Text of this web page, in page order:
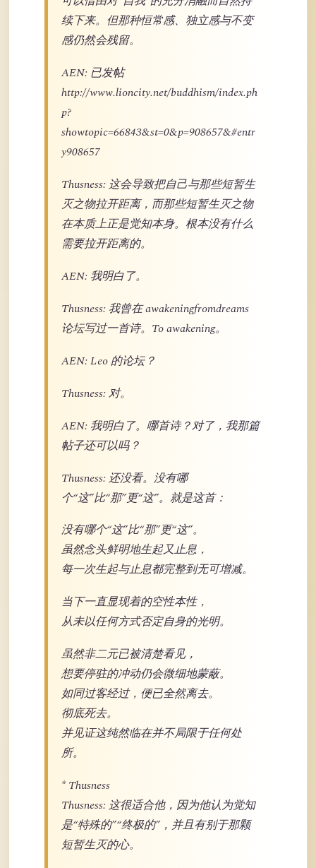
续下来。但那种恒常感、独立感与不变
感仍然会残留。
AEN: 已发帖
http://www.lioncity.net/buddhism/index.ph
p?
showtopic=66843&st=0&p=908657&#entr
y908657
Thusness: 这会导致把自己与那些短暂生
灭之物拉开距离，而那些短暂生灭之物
在本质上正是觉知本身。根本没有什么
需要拉开距离的。
AEN: 我明白了。
Thusness: 我曾在 awakeningfromdreams
论坛写过一首诗。To awakening。
AEN: Leo 的论坛？
Thusness: 对。
AEN: 我明白了。哪首诗？对了，我那篇
帖子还可以吗？
Thusness: 还没看。没有哪
个“这”比“那”更“这”。就是这首：
没有哪个“这”比“那”更“这”。
虽然念头鲜明地生起又止息，
每一次生起与止息都完整到无可增减。
当下一直显现着的空性本性，
从未以任何方式否定自身的光明。
虽然非二元已被清楚看见，
想要停驻的冲动仍会微细地蒙蔽。
如同过客经过，便已全然离去。
彻底死去。
并见证这纯然临在并不局限于任何处
所。
* Thusness
Thusness: 这很适合他，因为他认为觉知
是“特殊的”“终极的”，并且有别于那颗
短暂生灭的心。